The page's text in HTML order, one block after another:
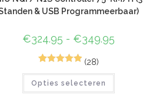
& USB Programmeerbaar)
€324.95 - €349.95
d4.96op 5
(28)
Opties selecteren